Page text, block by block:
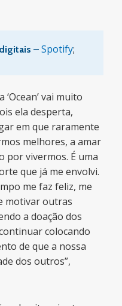
digitais –Spotify;
vai muito
ela desperta,
em que raramente
melhores, a amar
por vivermos. É uma
que já me envolvi.
me faz feliz, me
motivar outras
a doação dos
colocando
de que a nossa
dos outros”,